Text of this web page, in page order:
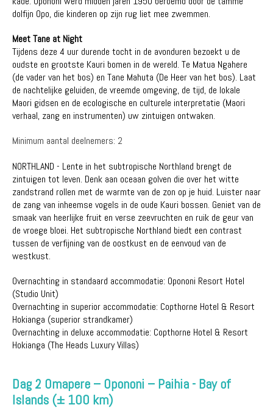
dolfijn Opo, die kinderen op zijn rug liet mee zwemmen.
Meet Tane at Night
Tijdens deze 4 uur durende tocht in de avonduren bezoekt u de
oudste en grootste Kauri bomen in de wereld. Te Matua Ngahere
(de vader van het bos) en Tane Mahuta (De Heer van het bos). Laat
de nachtelijke geluiden, de vreemde omgeving, de tijd, de lokale
Maori gidsen en de ecologische en culturele interpretatie (Maori
verhaal, zang en instrumenten) uw zintuigen ontwaken.
Minimum aantal deelnemers: 2
NORTHLAND - Lente in het subtropische Northland brengt de
zintuigen tot leven. Denk aan oceaan golven die over het witte
zandstrand rollen met de warmte van de zon op je huid. Luister naar
de zang van inheemse vogels in de oude Kauri bossen. Geniet van de
smaak van heerlijke fruit en verse zeevruchten en ruik de geur van
de vroege bloei. Het subtropische Northland biedt een contrast
tussen de verfijning van de oostkust en de eenvoud van de
westkust.
Overnachting in standaard accommodatie: Opononi Resort Hotel
(Studio Unit)
Overnachting in superior accommodatie: Copthorne Hotel & Resort
Hokianga (superior strandkamer)
Overnachting in deluxe accommodatie: Copthorne Hotel & Resort
Hokianga (The Heads Luxury Villas)
Dag 2 Omapere – Opononi – Paihia - Bay of
Islands (± 100 km)